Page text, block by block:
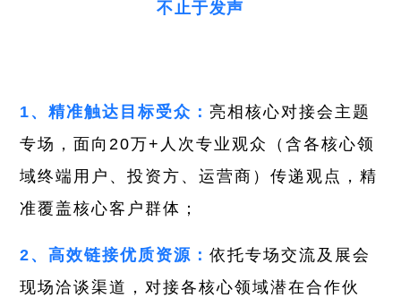
不止于发声
1、精准触达目标受众： 亮相核心对接会主题
专场，面向20万+人次专业观众（含各核心领
域终端用户、投资方、运营商）传递观点，精
准覆盖核心客户群体；
2、高效链接优质资源： 依托专场交流及展会
现场洽谈渠道，对接各核心领域潜在合作伙